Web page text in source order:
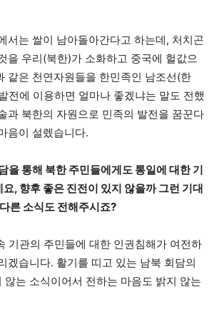
서는 쌀이 남아돌아간다고 하는데, 처치곤
을 우리(북한)가 소화하고 중국에 헐값으
같은 천연자원들을 한민족인 남조선(한
전에 이용하면 얼마나 좋겠냐는 말도 전했
과 북한의 자원으로 민족의 발전을 꿈꾼다
음이 설렜습니다.
을 통해 북한 주민들에게도 통일에 대한 기
, 향후 좋은 진전이 있지 않을까 그런 기대
른 소식도 전해주시죠?
기관의 주민들에 대한 인권침해가 여전하
겠습니다. 활기를 띠고 있는 남북 회담의
않는 소식이어서 전하는 마음도 밝지 않는